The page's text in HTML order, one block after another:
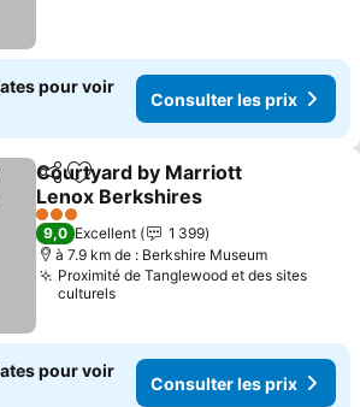
pour voir
Consulter les prix
PartagerAjouter à mes favoris
Courtyard by Marriott
Lenox Berkshires
Consulter les prix
3 Étoiles
9,0 Excellent
1 399
à 7.9 km de : Berkshire Museum
Proximité de Tanglewood et des sites
culturels
pour voir
Consulter les prix